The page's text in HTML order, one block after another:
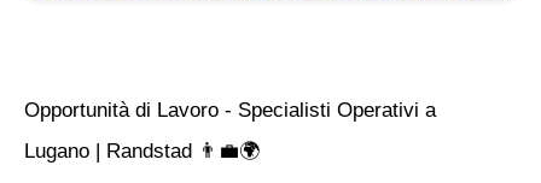
Opportunità di Lavoro - Specialisti Operativi a
Lugano | Randstad 👨‍💼🌍